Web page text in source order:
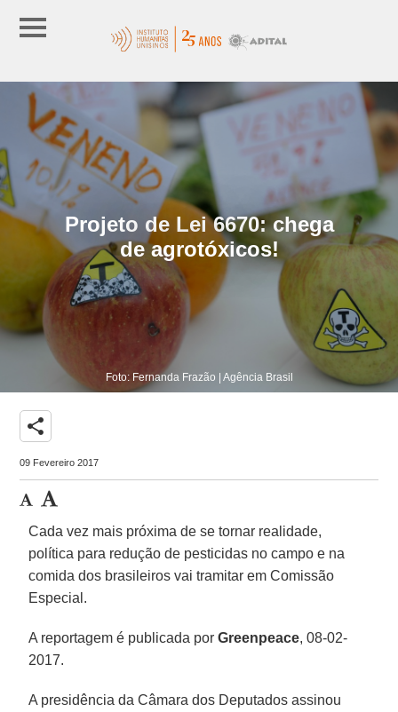
Projeto de Lei 6670: chega
de agrotóxicos!
Foto: Fernanda Frazão | Agência Brasil
share
09 Fevereiro 2017
Cada vez mais próxima de se tornar realidade,
política para redução de pesticidas no campo e na
comida dos brasileiros vai tramitar em Comissão
Especial.
A reportagem é publicada porGreenpeace, 08-02-
2017.
A presidência da Câmara dos Deputados assinou